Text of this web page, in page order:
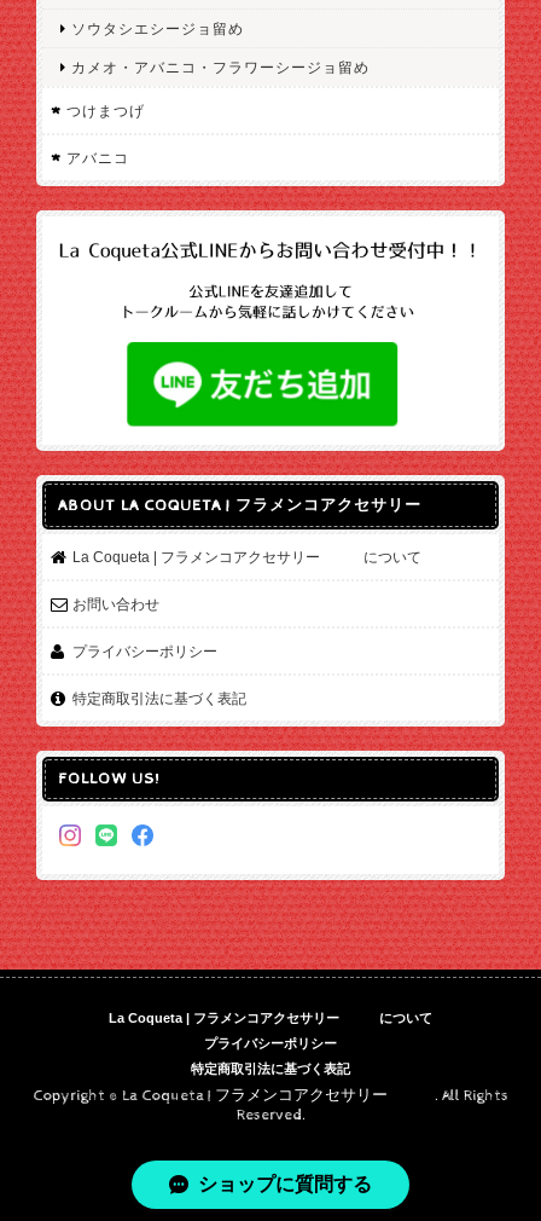
ソウタシエシージョ留め
カメオ・アバニコ・フラワーシージョ留め
つけまつげ
アバニコ
ABOUT LA COQUETA | フラメンコアクセサリー
La Coqueta | フラメンコアクセサリー について
お問い合わせ
プライバシーポリシー
特定商取引法に基づく表記
FOLLOW US!
La Coqueta | フラメンコアクセサリー について
プライバシーポリシー
特定商取引法に基づく表記
Copyright © La Coqueta | フラメンコアクセサリー . All Rights
Reserved.
ショップに質問する